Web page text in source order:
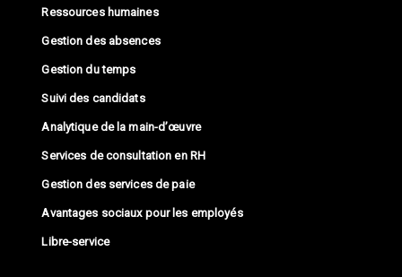
Ressources humaines
Gestion des absences
Gestion du temps
Suivi des candidats
Analytique de la main-d’œuvre
Services de consultation en RH
Gestion des services de paie
Avantages sociaux pour les employés
Libre-service